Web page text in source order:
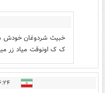
خبیث شردوغان خودش
ک ک اونوقت میاد زر
۱۶:۲۴ -